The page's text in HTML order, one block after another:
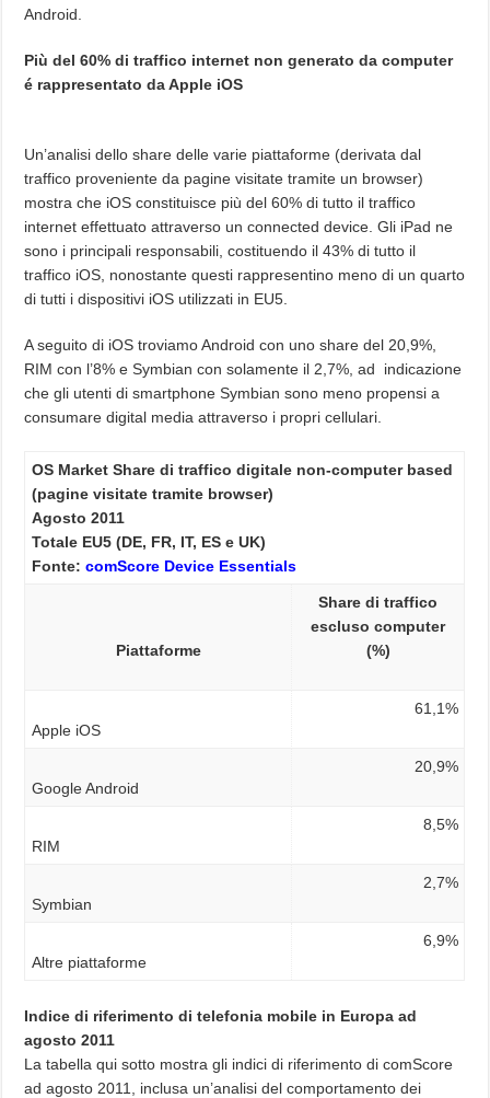
Android.
Più del 60% di traffico internet non generato da computer
é rappresentato da Apple iOS
Un’analisi dello share delle varie piattaforme (derivata dal
traffico proveniente da pagine visitate tramite un browser)
mostra che iOS constituisce più del 60% di tutto il traffico
internet effettuato attraverso un connected device. Gli iPad ne
sono i principali responsabili, costituendo il 43% di tutto il
traffico iOS, nonostante questi rappresentino meno di un quarto
di tutti i dispositivi iOS utilizzati in EU5.
A seguito di iOS troviamo Android con uno share del 20,9%,
RIM con l’8% e Symbian con solamente il 2,7%, ad indicazione
che gli utenti di smartphone Symbian sono meno propensi a
consumare digital media attraverso i propri cellulari.
OS Market Share di traffico digitale non-computer based
(pagine visitate tramite browser)
Agosto 2011
Totale EU5 (DE, FR, IT, ES e UK)
Fonte: comScore Device Essentials
Piattaforme
Share di traffico
escluso computer
(%)
Apple iOS
61,1%
Google Android
20,9%
RIM
8,5%
Symbian
2,7%
Altre piattaforme
6,9%
Indice di riferimento di telefonia mobile in Europa ad
agosto 2011
La tabella qui sotto mostra gli indici di riferimento di comScore
ad agosto 2011, inclusa un’analisi del comportamento dei